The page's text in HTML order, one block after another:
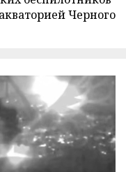
Черного